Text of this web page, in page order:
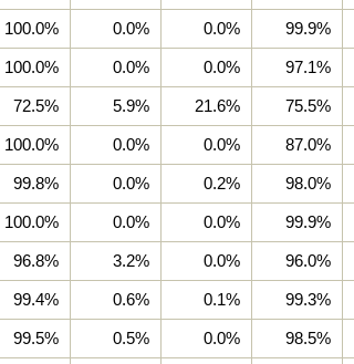
100.0% 0.0% 0.0% 99.9%
100.0% 0.0% 0.0% 97.1%
72.5% 5.9% 21.6% 75.5%
100.0% 0.0% 0.0% 87.0%
99.8% 0.0% 0.2% 98.0%
100.0% 0.0% 0.0% 99.9%
96.8% 3.2% 0.0% 96.0%
99.4% 0.6% 0.1% 99.3%
99.5% 0.5% 0.0% 98.5%